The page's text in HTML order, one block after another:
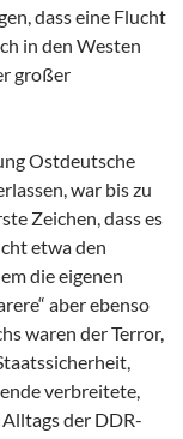
dass eine Flucht
in den Westen
großer
Ostdeutsche
war bis zu
Zeichen, dass es
etwa den
die eigenen
aber ebenso
waren der Terror,
verbreitete,
der DDR-